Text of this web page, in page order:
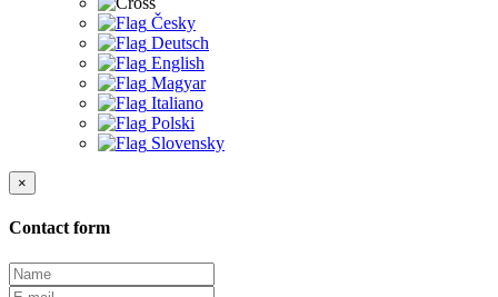
Česky
Deutsch
English
Magyar
Italiano
Polski
Slovensky
×
Contact form